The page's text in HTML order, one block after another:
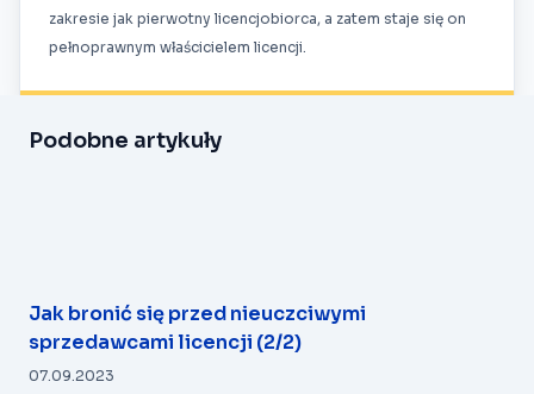
zakresie jak pierwotny licencjobiorca, a zatem staje się on
pełnoprawnym właścicielem licencji.
Podobne artykuły
Jak bronić się przed nieuczciwymi
sprzedawcami licencji (2/2)
07.09.2023